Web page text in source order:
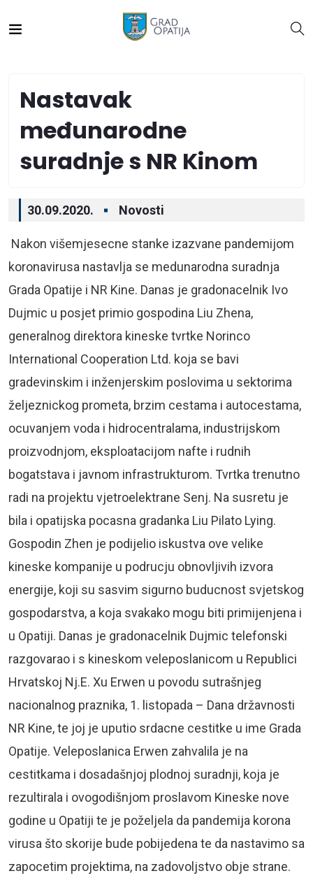
Nastavak
međunarodne
suradnje s NR Kinom
30.09.2020. Novosti
Nakon višemjesecne stanke izazvane pandemijom
koronavirusa nastavlja se medunarodna suradnja
Grada Opatije i NR Kine. Danas je gradonacelnik Ivo
Dujmic u posjet primio gospodina Liu Zhena,
generalnog direktora kineske tvrtke Norinco
International Cooperation Ltd. koja se bavi
gradevinskim i inženjerskim poslovima u sektorima
željeznickog prometa, brzim cestama i autocestama,
ocuvanjem voda i hidrocentralama, industrijskom
proizvodnjom, eksploatacijom nafte i rudnih
bogatstava i javnom infrastrukturom. Tvrtka trenutno
radi na projektu vjetroelektrane Senj. Na susretu je
bila i opatijska pocasna gradanka Liu Pilato Lying.
Gospodin Zhen je podijelio iskustva ove velike
kineske kompanije u podrucju obnovljivih izvora
energije, koji su sasvim sigurno buducnost svjetskog
gospodarstva, a koja svakako mogu biti primijenjena i
u Opatiji. Danas je gradonacelnik Dujmic telefonski
razgovarao i s kineskom veleposlanicom u Republici
Hrvatskoj Nj.E. Xu Erwen u povodu sutrašnjeg
nacionalnog praznika, 1. listopada – Dana državnosti
NR Kine, te joj je uputio srdacne cestitke u ime Grada
Opatije. Veleposlanica Erwen zahvalila je na
cestitkama i dosadašnjoj plodnoj suradnji, koja je
rezultirala i ovogodišnjom proslavom Kineske nove
godine u Opatiji te je poželjela da pandemija korona
virusa što skorije bude pobijedena te da nastavimo sa
zapocetim projektima, na zadovoljstvo obje strane.